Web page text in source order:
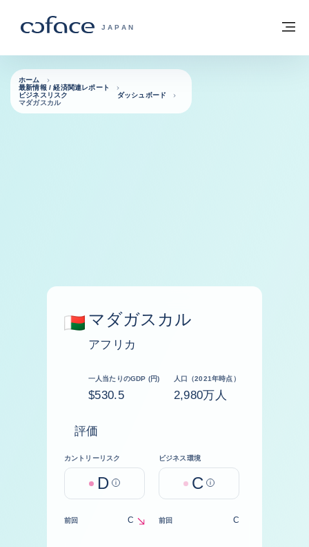
COFACE FOR TRADE - HOMEPAGE
JAPAN
ホームに戻る
ホーム
最新情報 / 経済関連レポート
ビジネスリスク ダッシュボード
マダガスカル
マダガスカル
アフリカ
一人当たりのGDP (円)
$530.5
人口（2021年時点）
2,980万人
評価
カントリーリスク
D Help
ビジネス環境
C Help
前回 C
decrease前回 C